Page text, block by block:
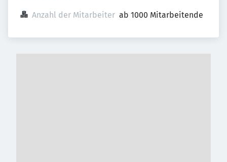
Anzahl der Mitarbeiter ab 1000 Mitarbeitende